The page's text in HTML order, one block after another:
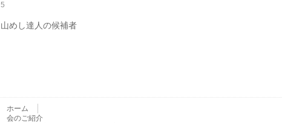
5
山めし達人の候補者
ホーム
会のご紹介